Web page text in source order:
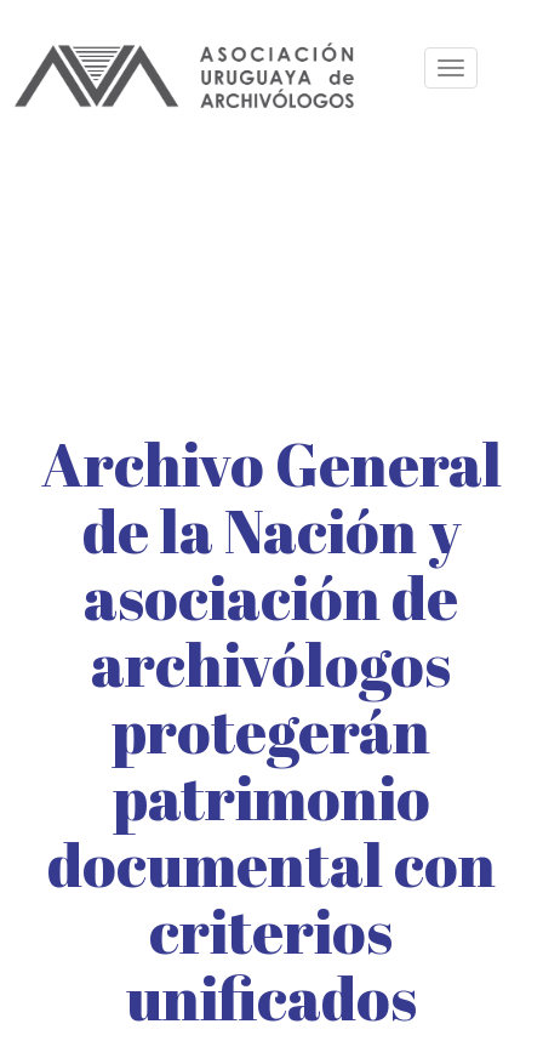
para
Toggle
Archivo General
de la Nación y
asociación de
archivólogos
protegerán
patrimonio
documental con
criterios
unificados